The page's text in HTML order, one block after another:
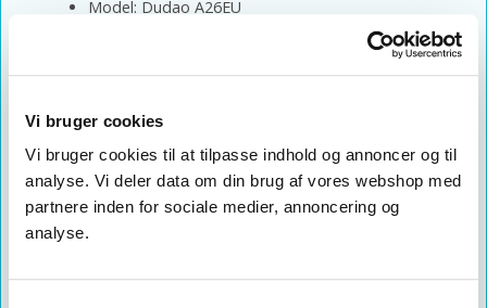
Vi bruger cookies
Vi bruger cookies til at tilpasse indhold og annoncer og til
analyse. Vi deler data om din brug af vores webshop med
partnere inden for sociale medier, annoncering og
analyse.
Model: Dudao A26EU
Type: USB-C vægoplader med GaN-teknologi
Udgang: USB-C
Indgang: 100-240V, 50/60Hz
Antal porte: 1 x USB-C